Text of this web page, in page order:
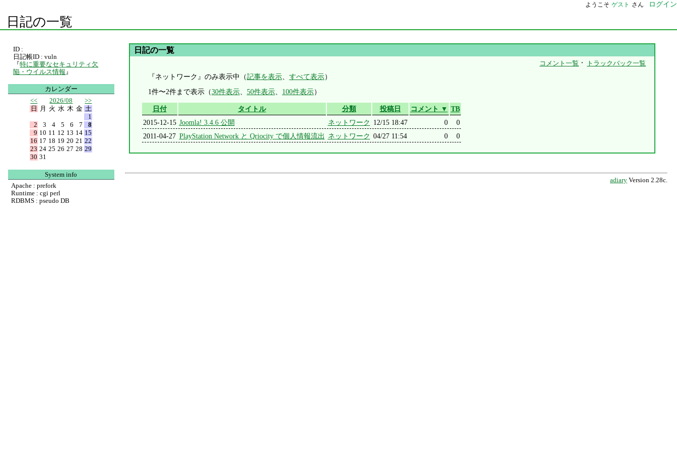
ようこそ ゲスト さん ログイン
日記の一覧
日記の一覧
コメント一覧 ・ トラックバック一覧
『ネットワーク』のみ表示中（記事を表示、 すべて表示）
1件〜2件まで表示（30件表示、 50件表示、 100件表示）
日付 タイトル 分類 投稿日 コメント ▼ TB
2015-12-15 Joomla! 3.4.6 公開 ネットワーク 12/15 18:47 0
0
2011-04-27 PlayStation Network と Qriocity で個人情報流出 ネットワーク 04/27 11:54 0 0
adiary Version 2.28c.
ID :
日記帳ID : vuln
『特に重要なセキュリティ欠
陥・ウイルス情報 』
カレンダー
<<
2026/08
>>
日
月 火 水 木 金 土
1
2
3 4 5 6 7
8
9 10 11 12 13 14 15
16 17 18 19 20 21 22
23 24 25 26 27 28 29
30 31
System info
Apache : prefork
Runtime : cgi perl
RDBMS : pseudo DB